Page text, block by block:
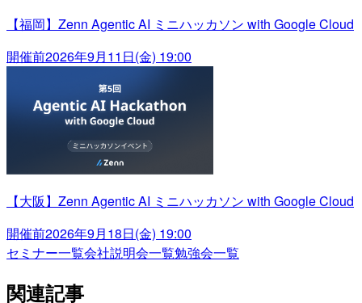
【福岡】Zenn Agentic AI ミニハッカソン with Google Cloud
開催前2026年9月11日(金) 19:00
【大阪】Zenn Agentic AI ミニハッカソン with Google Cloud
開催前2026年9月18日(金) 19:00
セミナー一覧会社説明会一覧勉強会一覧
関連記事